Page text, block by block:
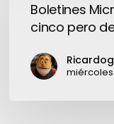
Septiembre,
cinco
pero
Boletines
cinco pero
Ricardog